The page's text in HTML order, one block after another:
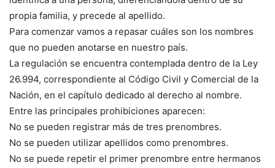
propia familia, y precede al apellido.
Para comenzar vamos a repasar cuáles son los nombres
que no pueden anotarse en nuestro país.
La regulación se encuentra contemplada dentro de la Ley
26.994, correspondiente al Código Civil y Comercial de la
Nación, en el capítulo dedicado al derecho al nombre.
Entre las principales prohibiciones aparecen:
No se pueden registrar más de tres prenombres.
No se pueden utilizar apellidos como prenombres.
No se puede repetir el primer prenombre entre hermanos